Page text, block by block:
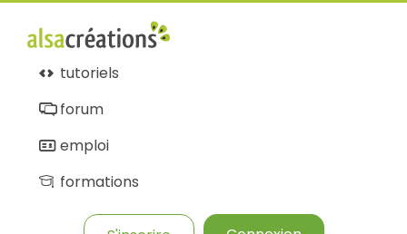
tutoriels
forum
emploi
formations